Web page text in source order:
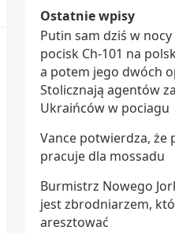
Ostatnie wpisy
Putin sam dziś w
pocisk Ch-101 na
a potem jego dwóch
Stolicznają agentów
Ukraińców w pociagu
Vance potwierdza, że
pracuje dla mossadu
Burmistrz Nowego
jest zbrodniarzem,
aresztować